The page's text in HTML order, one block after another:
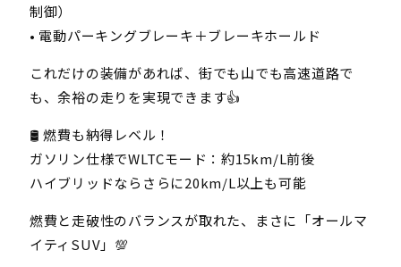
制御）
• 電動パーキングブレーキ＋ブレーキホールド
これだけの装備があれば、街でも山でも高速道路で
も、余裕の走りを実現できます👍
🛢️ 燃費も納得レベル！
ガソリン仕様でWLTCモード：約15km/L前後
ハイブリッドならさらに20km/L以上も可能
燃費と走破性のバランスが取れた、まさに「オールマ
イティSUV」💯